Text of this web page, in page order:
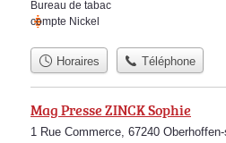
Bureau de tabac
compte Nickel
Horaires Téléphone
Mag Presse ZINCK Sophie
1 Rue Commerce, 67240